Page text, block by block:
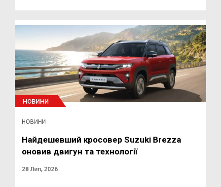
НОВИНИ
НОВИНИ
Найдешевший кросовер Suzuki Brezza
оновив двигун та технології
28 Лип, 2026